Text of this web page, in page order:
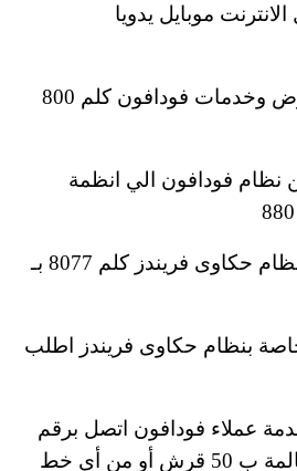
موبايل يدويا
12- معرفة أحدث عروض وخدمات فودافون كلم 800
نظام فودافون الي انظمة
– لاختيار 3 أرقام من نظام حكاوى فريندز كلم 8077 بـ
بنظام حكاوى فريندز اطلب
عملاء فودافون اتصل برقم
888 مع العلم ان المكالمة ب 50 قرش أو من أي خط